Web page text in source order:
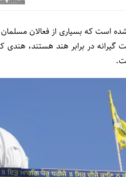
است که بسیاری از فعالان مسلمان
در برابر هند هستند،